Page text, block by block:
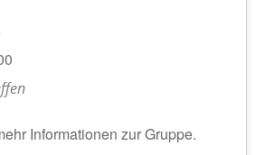
Informationen zur Gruppe.